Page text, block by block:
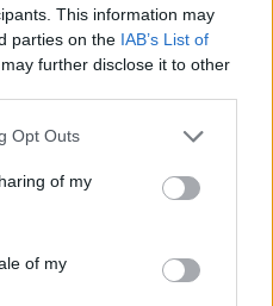
This information may
parties on the IAB’s List of
further disclose it to other
Opt Outs
of my
of my